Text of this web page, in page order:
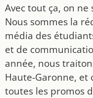
Avec tout ça, on ne
Nous sommes la
média des
et de
année, nous
Haute-Garonne, et
toutes les promos